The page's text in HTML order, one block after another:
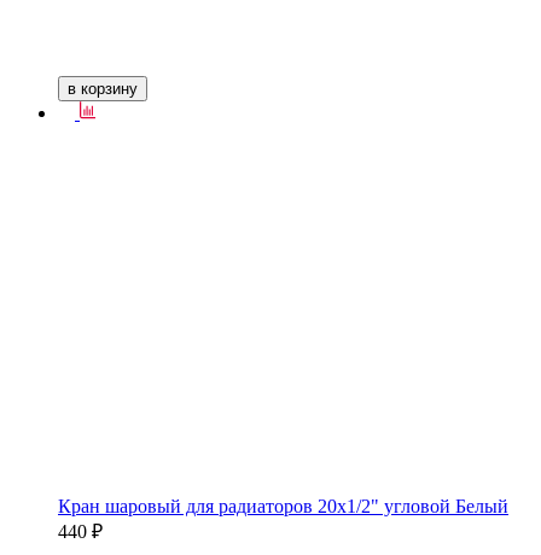
в корзину
Кран шаровый для радиаторов 20х1/2" угловой Белый
440 ₽